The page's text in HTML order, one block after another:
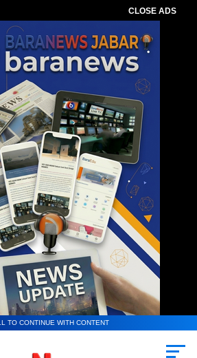
CLOSE ADS
TO CONTINUE WITH CONTENT